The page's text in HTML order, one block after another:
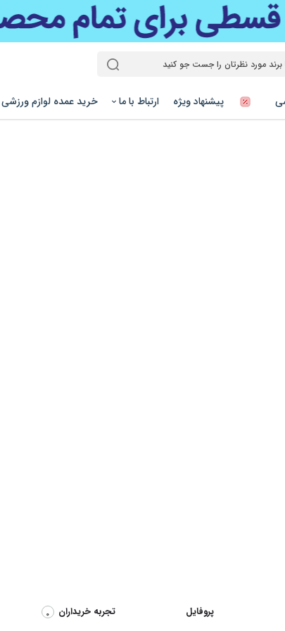
پیشنهاد ویژه ارتباط با ما خرید عمده لوازم ورزشی
پروفایل تجربه خریداران 0